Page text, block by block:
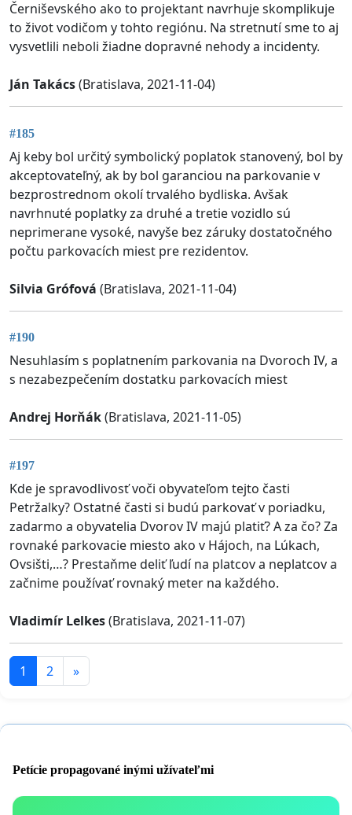
Černiševského ako to projektant navrhuje skomplikuje
to život vodičom y tohto regiónu. Na stretnutí sme to aj
vysvetlili neboli žiadne dopravné nehody a incidenty.
Ján Takács(Bratislava, 2021-11-04)
#185
Aj keby bol určitý symbolický poplatok stanovený, bol by
akceptovateľný, ak by bol garanciou na parkovanie v
bezprostrednom okolí trvalého bydliska. Avšak
navrhnuté poplatky za druhé a tretie vozidlo sú
neprimerane vysoké, navyše bez záruky dostatočného
počtu parkovacích miest pre rezidentov.
Silvia Grófová (Bratislava, 2021-11-04)
#190
Nesuhlasím s poplatnením parkovania na Dvoroch IV, a
s nezabezpečením dostatku parkovacích miest
Andrej Horňák(Bratislava, 2021-11-05)
#197
Kde je spravodlivosť voči obyvateľom tejto časti
Petržalky? Ostatné časti si budú parkovať v poriadku,
zadarmo a obyvatelia Dvorov IV majú platiť? A za čo? Za
rovnaké parkovacie miesto ako v Hájoch, na Lúkach,
Ovsišti,…? Prestaňme deliť ľudí na platcov a neplatcov a
začnime používať rovnaký meter na každého.
Vladimír Lelkes(Bratislava, 2021-11-07)
1 2 »
Petície propagované inými užívateľmi